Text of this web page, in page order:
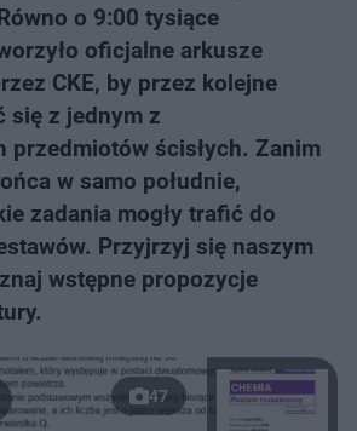
o 9:00 tysiące
oficjalne arkusze
CKE, by przez kolejne
się z jednym z
przedmiotów ścisłych. Zanim
w samo południe,
zadania mogły trafić do
Przyjrzyj się naszym
wstępne propozycje
47